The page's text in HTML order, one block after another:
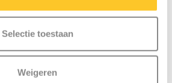
Selectie toestaan
Weigeren